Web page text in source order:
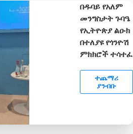
በዱባይ የአለም
መንግስታት ጉባዔ
የኢትዮጵያ ልዑክ
በተለያዩ የጎንዮሽ
ምክክሮች ተሳተፈ
ተጨማሪ
ያንብቡ